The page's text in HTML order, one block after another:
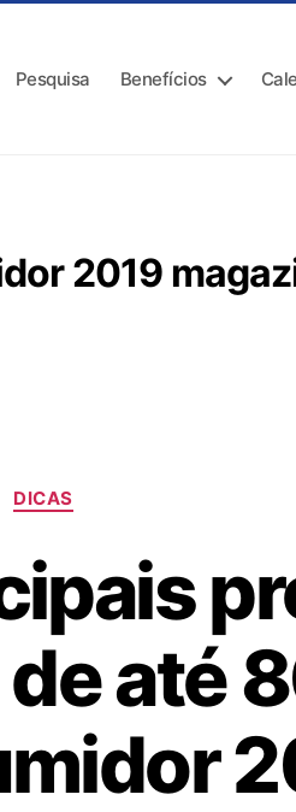
Pesquisa Benefícios
2019
DICAS
até